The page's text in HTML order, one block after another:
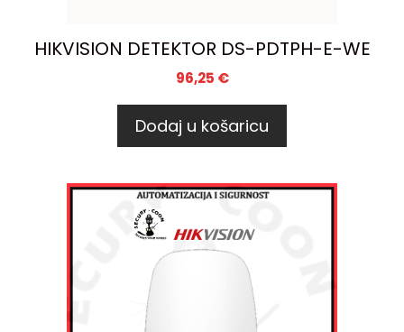
HIKVISION DETEKTOR DS-PDTPH-E-WE
96,25 €
Dodaj u košaricu